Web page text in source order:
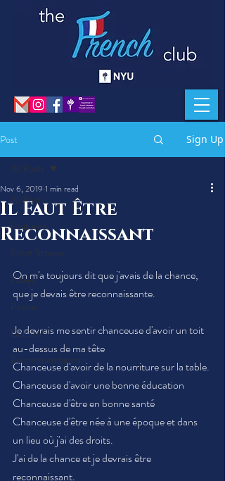
Post Sign Up
All Posts
Featured
Short Stories
Essays
Poems
Culture
Recommendations
All Posts
Il Faut Être
Reconnaissant
Nov 6, 2019 1 min read
On m'a toujours dit que j'avais de la chance,
que je devais être reconnaissante.
Je devrais me sentir chanceuse d'avoir un toit
au-dessus de ma tête
Chanceuse d'avoir de la nourriture sur la table.
Chanceuse d'avoir une bonne éducation
Chanceuse d'être en bonne santé
Chanceuse d'être née à une époque et dans
un lieu où j'ai des droits.
J'ai de la chance et je devrais être
reconnaissant.